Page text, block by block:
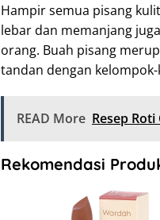
Hampir semua pisang
lebar dan memanjang
orang. Buah pisang
tandan dengan
READ More Resep
Rekomendasi